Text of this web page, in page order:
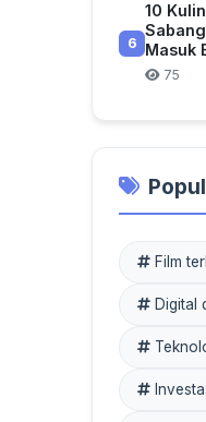
6
10
Masuk
75
Film
Digital